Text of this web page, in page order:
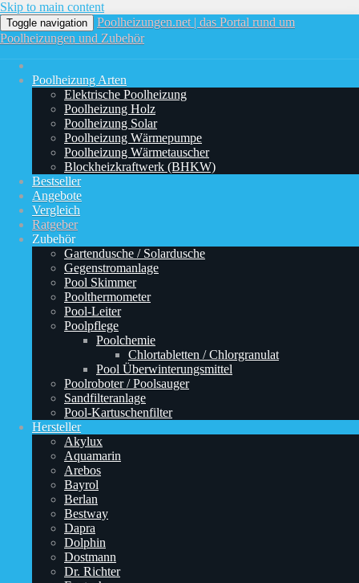
Skip to main content
Toggle navigation
Poolheizungen.net | das Portal rund um
Poolheizungen und Zubehör
Poolheizung Arten
Elektrische Poolheizung
Poolheizung Holz
Poolheizung Solar
Poolheizung Wärmepumpe
Poolheizung Wärmetauscher
Blockheizkraftwerk (BHKW)
Bestseller
Angebote
Vergleich
Ratgeber
Zubehör
Gartendusche / Solardusche
Gegenstromanlage
Pool Skimmer
Poolthermometer
Pool-Leiter
Poolpflege
Poolchemie
Chlortabletten / Chlorgranulat
Pool Überwinterungsmittel
Poolroboter / Poolsauger
Sandfilteranlage
Pool-Kartuschenfilter
Hersteller
Akylux
Aquamarin
Arebos
Bayrol
Berlan
Bestway
Dapra
Dolphin
Dostmann
Dr. Richter